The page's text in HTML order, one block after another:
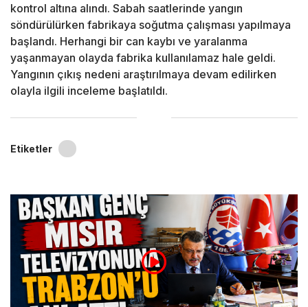
kontrol altına alındı. Sabah saatlerinde yangın
söndürülürken fabrikaya soğutma çalışması yapılmaya
başlandı. Herhangi bir can kaybı ve yaralanma
yaşanmayan olayda fabrika kullanılamaz hale geldi.
Yangının çıkış nedeni araştırılmaya devam edilirken
olayla ilgili inceleme başlatıldı.
Etiketler